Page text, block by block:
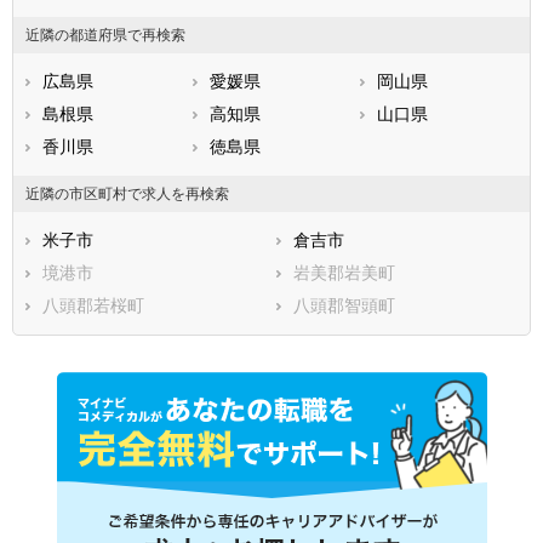
近隣の都道府県で再検索
広島県 愛媛県
岡山県
島根県
高知県
山口県
香川県
徳島県
近隣の市区町村で求人を再検索
米子市
倉吉市
境港市
岩美郡岩美町
八頭郡若桜町
八頭郡智頭町